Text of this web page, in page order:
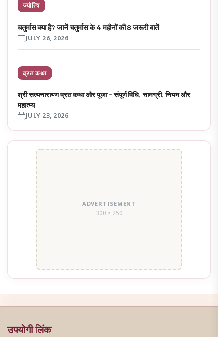
ज्योतिष
चतुर्मास क्या है? जानें चतुर्मास के 4 महीनों की 8 जरूरी बातें
JULY 26, 2026
व्रत कथा
श्री सत्यनारायण व्रत कथा और पूजा – संपूर्ण विधि, सामग्री, नियम और
महात्म्य
JULY 23, 2026
ADVERTISEMENT
300 × 250
उपयोगी लिंक